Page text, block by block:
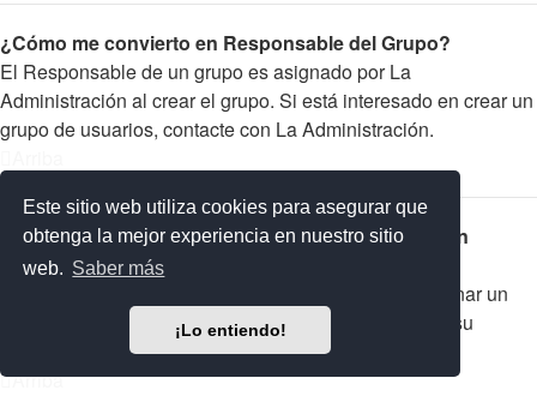
Este sitio web utiliza cookies para asegurar que
obtenga la mejor experiencia en nuestro sitio
web. Saber más
¡Lo entiendo!
¿Cómo me convierto en Responsable del Grupo?
El Responsable de un grupo es asignado por La
Administración al crear el grupo. Si está interesado en crear un
grupo de usuarios, contacte con La Administración.
¿Por qué algunos Grupos de Usuarios aparecen en
diferentes colores?
La Administración del foro tiene la posibilidad de asignar un
color a los usuarios de un grupo para hacer más fácil su
Arriba